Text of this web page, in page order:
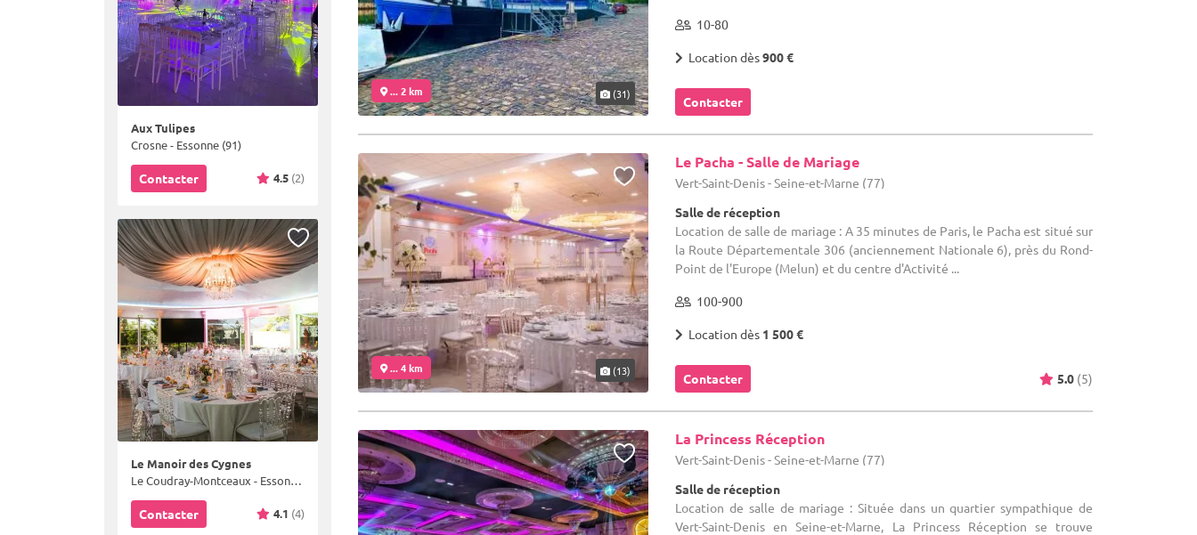
Aux Tulipes
Crosne - Essonne (91)
Contacter 4.5 (2)
Le Manoir des Cygnes
Le Coudray-Montceaux - Essonne (91)
Contacter 4.1 (4)
... 2 km (31)
10-80
Location dès900 €
Contacter
... 4 km (13)
Le Pacha - Salle de Mariage
Vert-Saint-Denis - Seine-et-Marne (77)
Salle de réception
Location de salle de mariage : A 35 minutes de Paris, le Pacha est situé sur
la Route Départementale 306 (anciennement Nationale 6), près du Rond-
Point de l'Europe (Melun) et du centre d'Activité ...
100-900
Location dès 1 500 €
Contacter 5.0 (5)
La Princess Réception
Vert-Saint-Denis - Seine-et-Marne (77)
Salle de réception
Location de salle de mariage : Située dans un quartier sympathique de
Vert-Saint-Denis en Seine-et-Marne, La Princess Réception se trouve